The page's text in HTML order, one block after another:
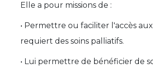
Elle a pour missions de :
• Permettre ou faciliter l'accès
requiert des soins palliatifs.
• Lui permettre de bénéficier de